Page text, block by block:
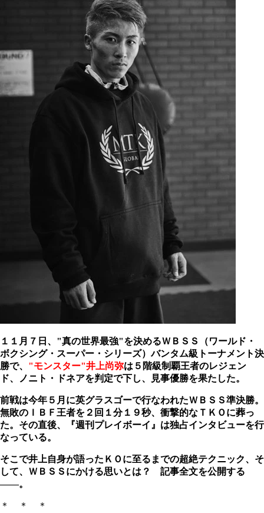
１１月７日、"真の世界最強"を決めるＷＢＳＳ（ワールド・
ボクシング・スーパー・シリーズ）バンタム級トーナメント決
勝で、 "モンスター"井上尚弥は５階級制覇王者のレジェン
ド、ノニト・ドネアを判定で下し、見事優勝を果たした。
前戦は今年５月に英グラスゴーで行なわれたＷＢＳＳ準決勝。
無敗のＩＢＦ王者を２回１分１９秒、衝撃的なＴＫＯに葬っ
た。その直後、『週刊プレイボーイ』は独占インタビューを行
なっている。
そこで井上自身が語ったＫＯに至るまでの超絶テクニック、そ
して、ＷＢＳＳにかける思いとは？ 記事全文を公開する
――。
＊ ＊ ＊